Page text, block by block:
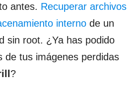
antes. Recuperar archivos
interno de un
sin root. ¿Ya has podido
de tus imágenes perdidas
?